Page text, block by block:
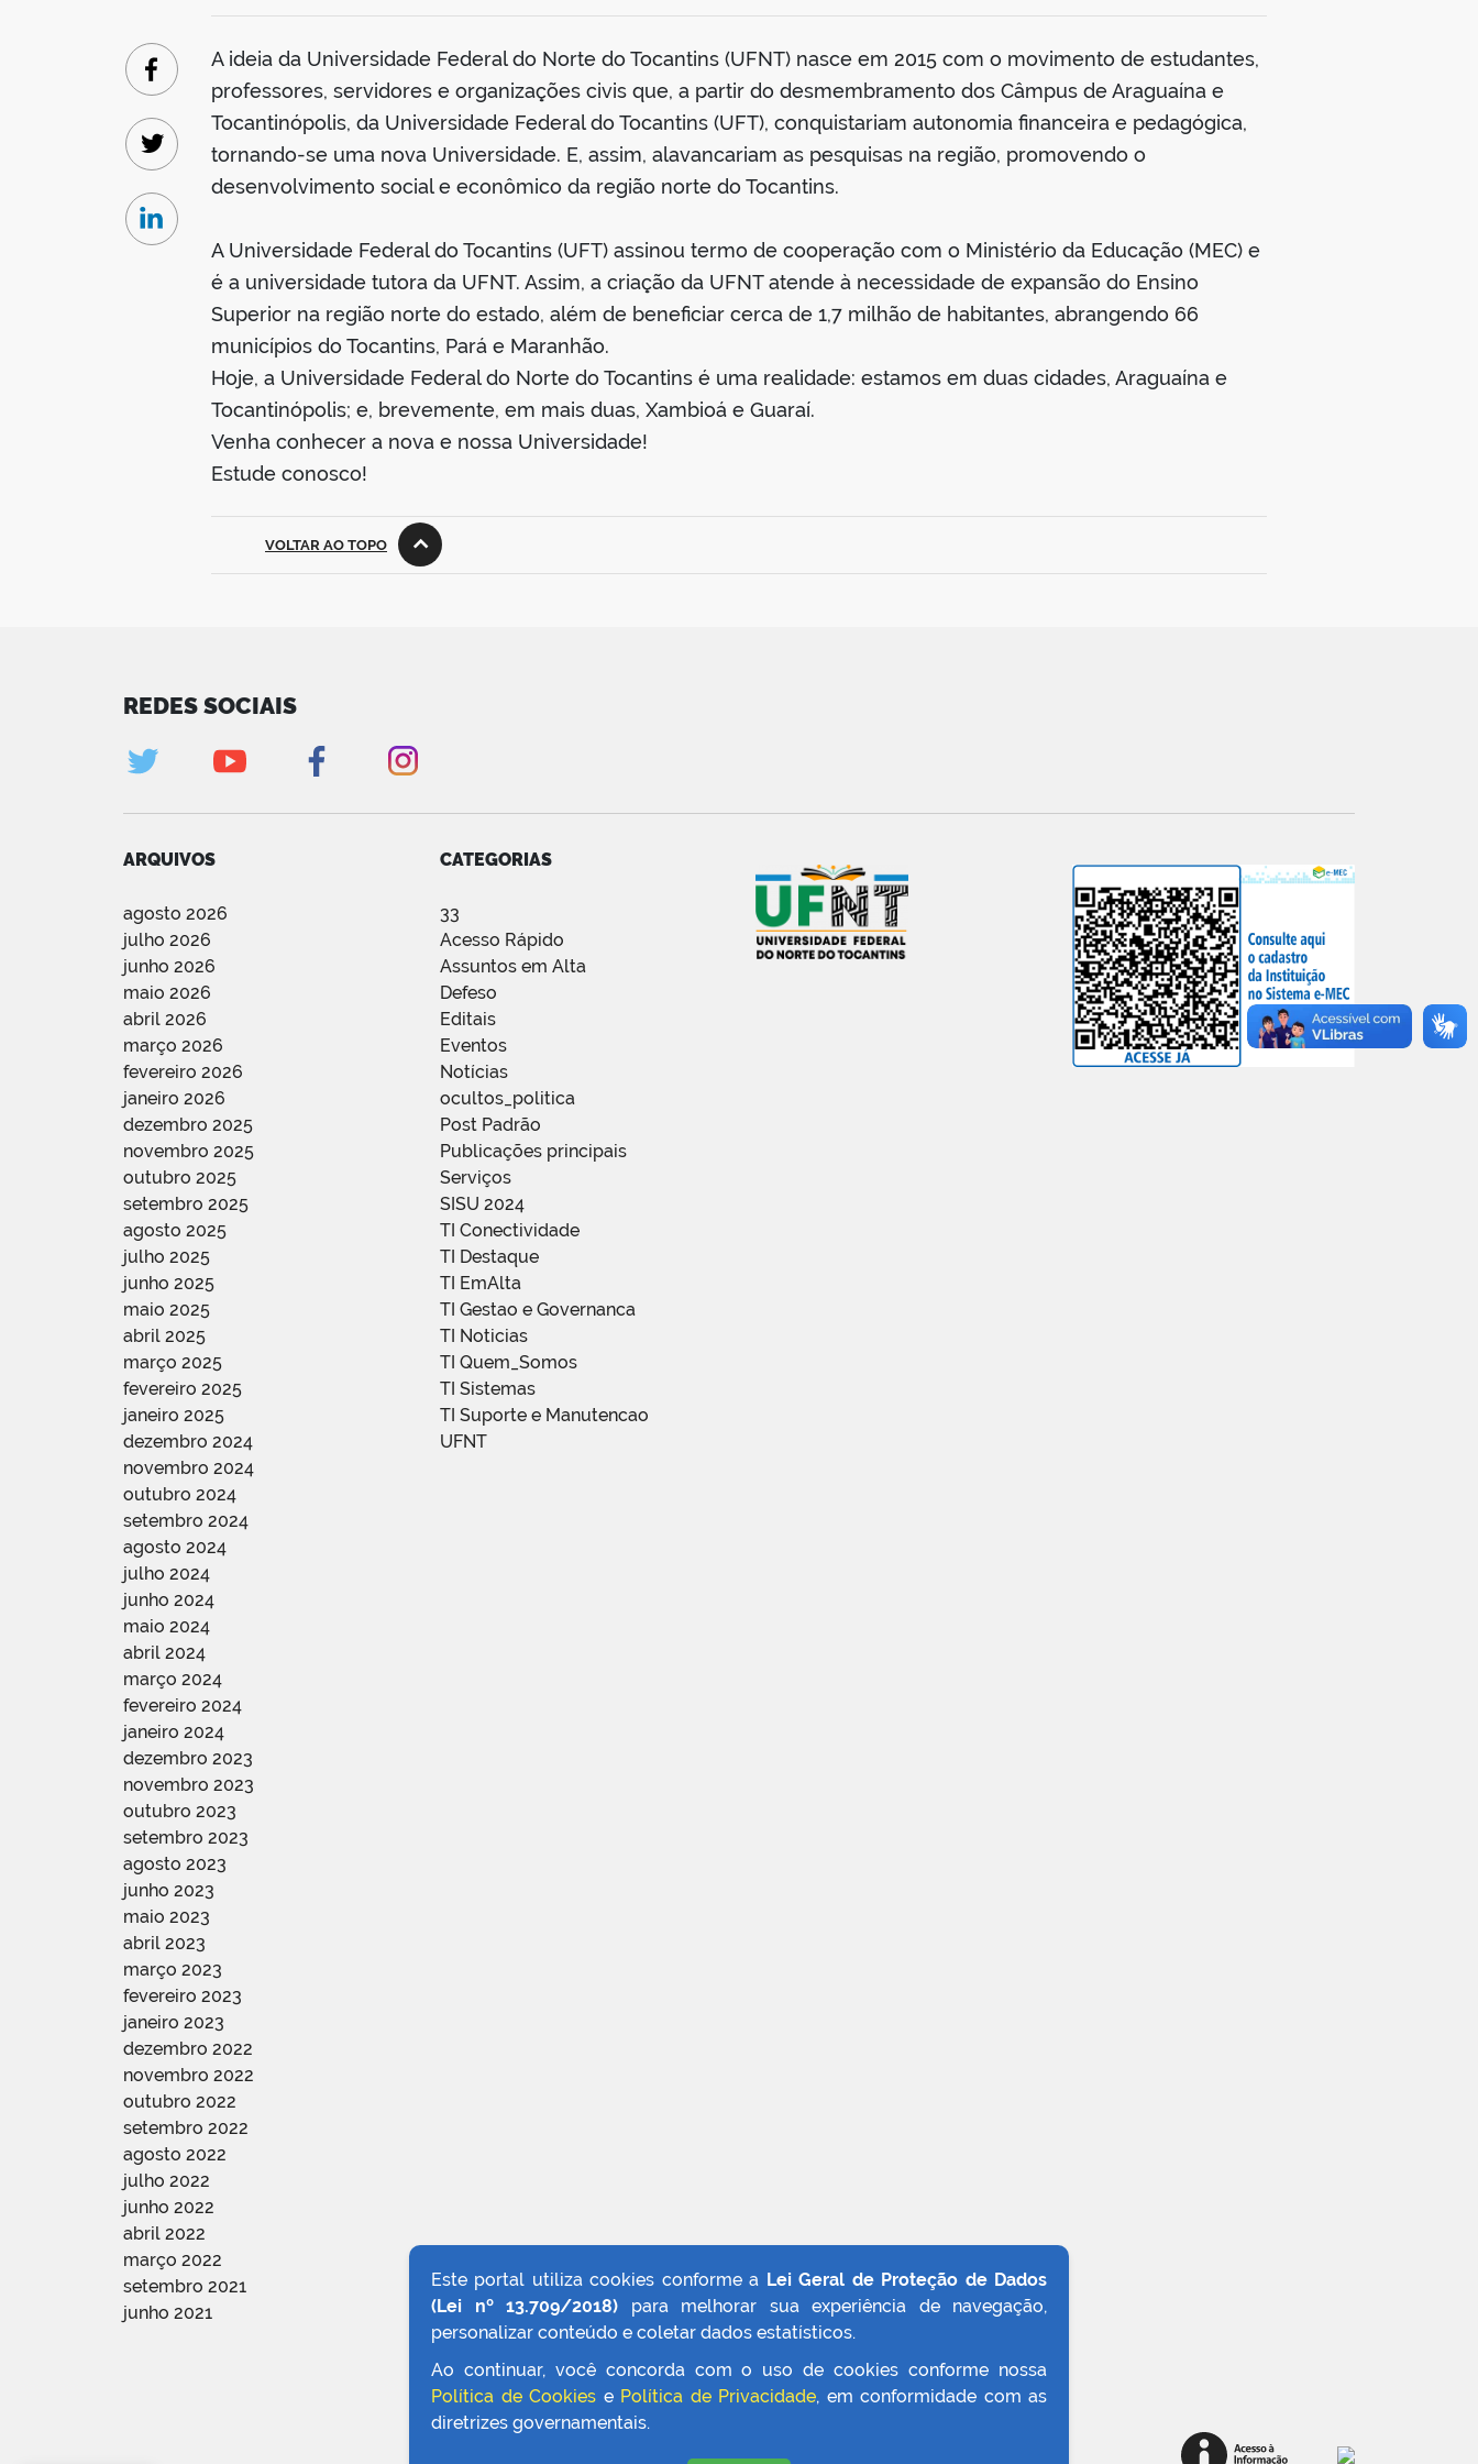
A ideia da Universidade Federal do Norte do Tocantins (UFNT) nasce em 2015 com o movimento de estudantes,
professores, servidores e organizações civis que, a partir do desmembramento dos Câmpus de Araguaína e
Tocantinópolis, da Universidade Federal do Tocantins (UFT), conquistariam autonomia financeira e pedagógica,
tornando-se uma nova Universidade. E, assim, alavancariam as pesquisas na região, promovendo o
desenvolvimento social e econômico da região norte do Tocantins.
A Universidade Federal do Tocantins (UFT) assinou termo de cooperação com o Ministério da Educação (MEC) e
é a universidade tutora da UFNT. Assim, a criação da UFNT atende à necessidade de expansão do Ensino
Superior na região norte do estado, além de beneficiar cerca de 1,7 milhão de habitantes, abrangendo 66
municípios do Tocantins, Pará e Maranhão.
Hoje, a Universidade Federal do Norte do Tocantins é uma realidade: estamos em duas cidades, Araguaína e
Tocantinópolis; e, brevemente, em mais duas, Xambioá e Guaraí.
Venha conhecer a nova e nossa Universidade!
Estude conosco!
Facebook
Twitter
Linkedin
VOLTAR AO TOPO
Este portal utiliza cookies conforme a Lei Geral de Proteção de Dados
(Lei nº 13.709/2018) para melhorar sua experiência de navegação,
personalizar conteúdo e coletar dados estatísticos.
Ao continuar, você concorda com o uso de cookies conforme nossa
Política de Cookies e Política de Privacidade, em conformidade com as
diretrizes governamentais.
REDES SOCIAIS
ARQUIVOS
agosto 2026
julho 2026
junho 2026
maio 2026
abril 2026
março 2026
fevereiro 2026
janeiro 2026
dezembro 2025
novembro 2025
outubro 2025
setembro 2025
agosto 2025
julho 2025
junho 2025
maio 2025
abril 2025
março 2025
fevereiro 2025
janeiro 2025
dezembro 2024
novembro 2024
outubro 2024
setembro 2024
agosto 2024
julho 2024
junho 2024
maio 2024
abril 2024
março 2024
fevereiro 2024
janeiro 2024
dezembro 2023
novembro 2023
outubro 2023
setembro 2023
agosto 2023
junho 2023
maio 2023
abril 2023
março 2023
fevereiro 2023
janeiro 2023
dezembro 2022
novembro 2022
outubro 2022
setembro 2022
agosto 2022
julho 2022
junho 2022
abril 2022
março 2022
setembro 2021
junho 2021
CATEGORIAS
33
Acesso Rápido
Assuntos em Alta
Defeso
Editais
Eventos
Notícias
ocultos_politica
Post Padrão
Publicações principais
Serviços
SISU 2024
TI Conectividade
TI Destaque
TI EmAlta
TI Gestao e Governanca
TI Noticias
TI Quem_Somos
TI Sistemas
TI Suporte e Manutencao
UFNT